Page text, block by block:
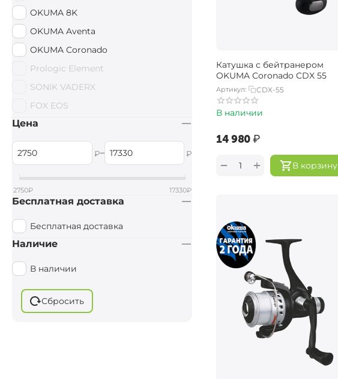
Катушка с бейтранером
OKUMA Coronado CDX 55
Артикул: CDX-55
В наличии
‍14 980‍₽
В корзину
+
−
BoyaBY
OKUMA 8K
OKUMA Aventa
OKUMA Coronado
Prologic Element
SONIK VADERX
FOX EOS
Цена
₽– ₽
2750₽ 17330₽
Бесплатная доставка
Бесплатная доставка
Наличие
В наличии
Сбросить